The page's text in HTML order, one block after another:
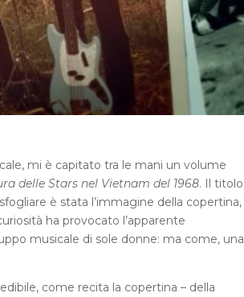
mi è capitato tra le mani un volume
delle Stars nel Vietnam del 1968. Il titolo
è stata l’immagine della copertina,
ha provocato l’apparente
musicale di sole donne: ma come, una
come recita la copertina – della